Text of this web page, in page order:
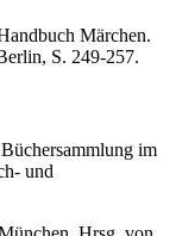
Märchen.
S. 249-257.
im
und